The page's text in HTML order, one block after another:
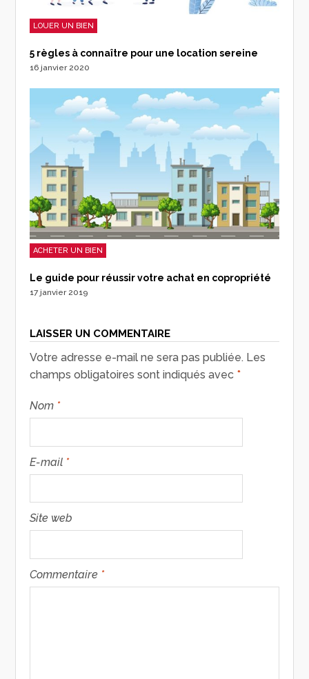
LOUER UN BIEN
5 règles à connaître pour une location sereine
16 janvier 2020
ACHETER UN BIEN
Le guide pour réussir votre achat en copropriété
17 janvier 2019
LAISSER UN COMMENTAIRE
Votre adresse e-mail ne sera pas publiée. Les
champs obligatoires sont indiqués avec *
Nom *
E-mail *
Site web
Commentaire *